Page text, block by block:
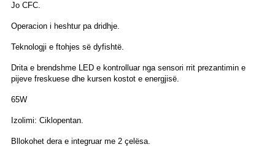
Jo CFC.
Operacion i heshtur pa dridhje.
Teknologji e ftohjes së dyfishtë.
Drita e brendshme LED e kontrolluar nga sensori rrit prezantimin e
pijeve freskuese dhe kursen kostot e energjisë.
65W
Izolimi: Ciklopentan.
Bllokohet dera e integruar me 2 çelësa.